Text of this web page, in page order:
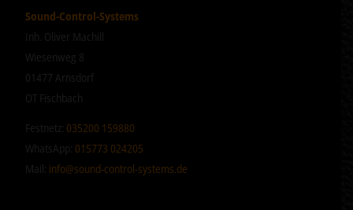
Sound-Control-Systems
Inh. Oliver Machill
Wiesenweg 8
01477 Arnsdorf
OT Fischbach
Festnetz: 035200 159880
WhatsApp: 015773 024205
Mail: info@sound-control-systems.de